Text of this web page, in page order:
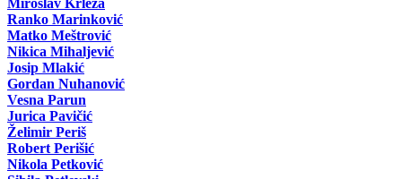
Ranko Marinković
Matko Meštrović
Nikica Mihaljević
Josip Mlakić
Gordan Nuhanović
Vesna Parun
Jurica Pavičić
Želimir Periš
Robert Perišić
Nikola Petković